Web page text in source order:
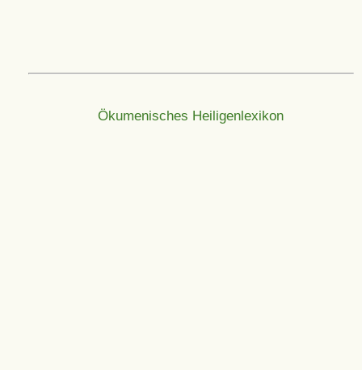
Ökumenisches Heiligenlexikon